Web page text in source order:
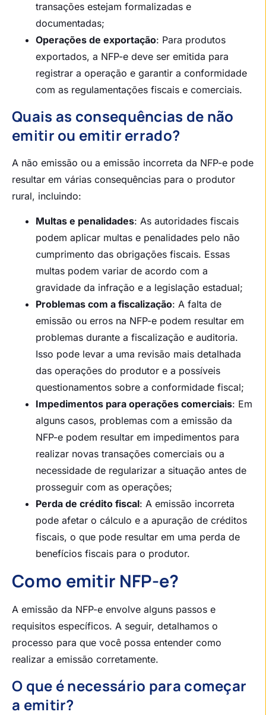
transações estejam formalizadas e
documentadas;
Operações de exportação: Para produtos
exportados, a NFP-e deve ser emitida para
registrar a operação e garantir a conformidade
com as regulamentações fiscais e comerciais.
Quais as consequências de não
emitir ou emitir errado?
A não emissão ou a emissão incorreta da NFP-e pode
resultar em várias consequências para o produtor
rural, incluindo:
Multas e penalidades: As autoridades fiscais
podem aplicar multas e penalidades pelo não
cumprimento das obrigações fiscais. Essas
multas podem variar de acordo com a
gravidade da infração e a legislação estadual;
Problemas com a fiscalização: A falta de
emissão ou erros na NFP-e podem resultar em
problemas durante a fiscalização e auditoria.
Isso pode levar a uma revisão mais detalhada
das operações do produtor e a possíveis
questionamentos sobre a conformidade fiscal;
Impedimentos para operações comerciais: Em
alguns casos, problemas com a emissão da
NFP-e podem resultar em impedimentos para
realizar novas transações comerciais ou a
necessidade de regularizar a situação antes de
prosseguir com as operações;
Perda de crédito fiscal: A emissão incorreta
pode afetar o cálculo e a apuração de créditos
fiscais, o que pode resultar em uma perda de
benefícios fiscais para o produtor.
Como emitir NFP-e?
A emissão da NFP-e envolve alguns passos e
requisitos específicos. A seguir, detalhamos o
processo para que você possa entender como
realizar a emissão corretamente.
O que é necessário para começar
a emitir?